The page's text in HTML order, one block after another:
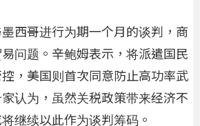
西哥进行为期一个月的谈判，商
问题。辛鲍姆表示，将派遣国民
，美国则首次同意防止高功率武
认为，虽然关税政策带来经济不
继续以此作为谈判筹码。